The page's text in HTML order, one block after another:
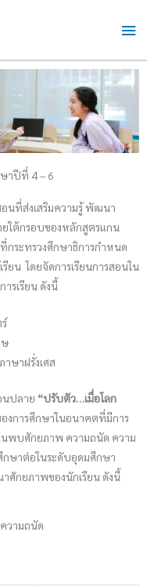
าปีที่ 4 – 6
นที่ส่งเสริมความรู้ พัฒนา
ใต้กรอบของหลักสูตรแกน
ระทรวงศึกษาธิการกำหนด
ยน โดยจัดการเรียนการสอนใน
รเรียน ดังนี้
ษ
ษาฝรั่งเศส
นปลาย “ปรับตัว…เมื่อโลก
องการศึกษาในอนาคตที่มีการ
นพบศักยภาพ ความถนัด ความ
กษาต่อในระดับอุดมศึกษา
าศักยภาพของนักเรียน ดังนี้
วามถนัด